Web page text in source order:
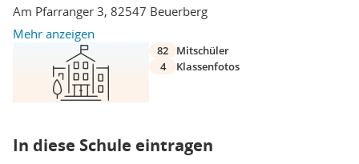
Am Pfarranger 3, 82547 Beuerberg
Mehr anzeigen
82
Mitschüler
4
Klassenfotos
In diese Schule eintragen